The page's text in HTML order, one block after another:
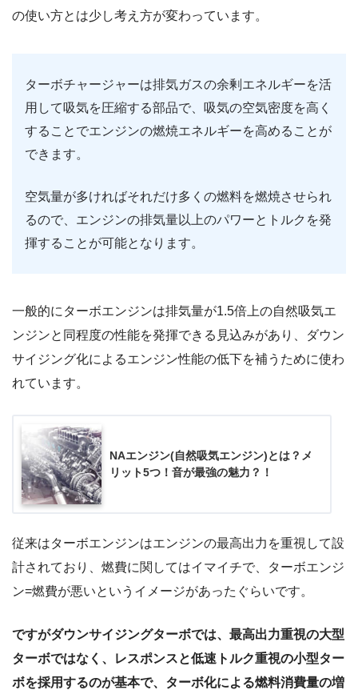
の使い方とは少し考え方が変わっています。
ターボチャージャーは排気ガスの余剰エネルギーを活
用して吸気を圧縮する部品で、吸気の空気密度を高く
することでエンジンの燃焼エネルギーを高めることが
できます。
空気量が多ければそれだけ多くの燃料を燃焼させられ
るので、エンジンの排気量以上のパワーとトルクを発
揮することが可能となります。
一般的にターボエンジンは排気量が1.5倍上の自然吸気エ
ンジンと同程度の性能を発揮できる見込みがあり、ダウン
サイジング化によるエンジン性能の低下を補うために使わ
れています。
NAエンジン(自然吸気エンジン)とは？メ
リット5つ！音が最強の魅力？！
従来はターボエンジンはエンジンの最高出力を重視して設
計されており、燃費に関してはイマイチで、ターボエンジ
ン=燃費が悪いというイメージがあったぐらいです。
ですがダウンサイジングターボでは、最高出力重視の大型
ターボではなく、レスポンスと低速トルク重視の小型ター
ボを採用するのが基本で、ターボ化による燃料消費量の増